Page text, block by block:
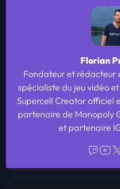
Florian
Fondateur et rédacteur
spécialiste du jeu vidéo
Supercell Creator officiel
partenaire de Monopoly
et partenaire